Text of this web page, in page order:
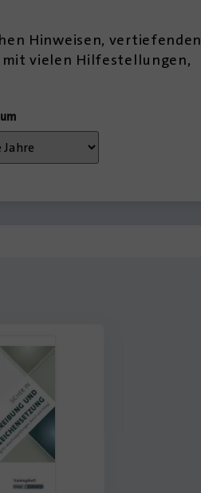
Hinweisen, vertiefenden
mit vielen Hilfestellungen,